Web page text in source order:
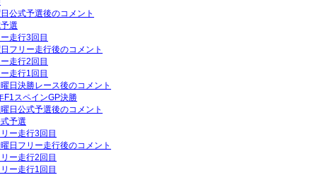
公式予選後のコメント
選
走行3回目
フリー走行後のコメント
走行2回目
走行1回目
日決勝レース後のコメント
F1スペインGP決勝
日公式予選後のコメント
予選
ー走行3回目
日フリー走行後のコメント
ー走行2回目
ー走行1回目